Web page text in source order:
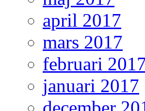
april 2017
mars 2017
februari
januari 2017